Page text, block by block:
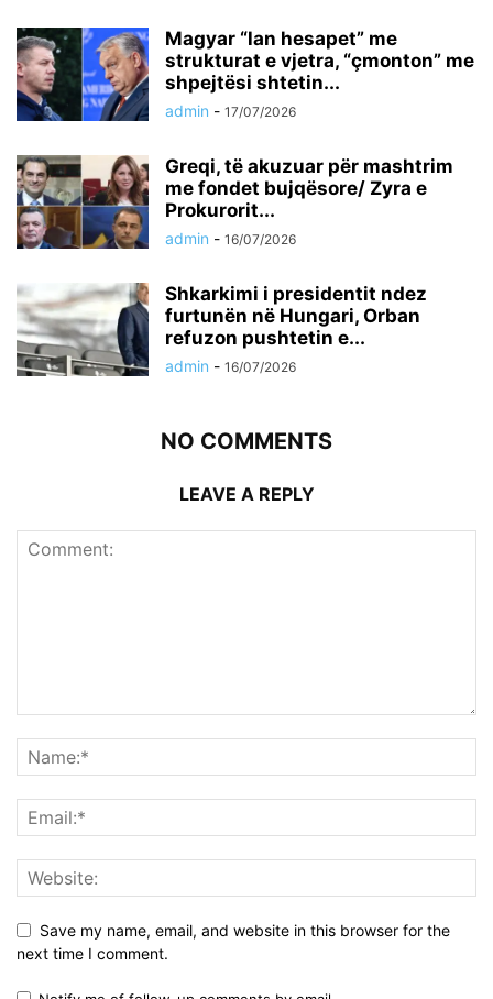
Magyar “lan hesapet” me
strukturat e vjetra, “çmonton” me
shpejtësi shtetin...
admin - 17/07/2026
Greqi, të akuzuar për mashtrim
me fondet bujqësore/ Zyra e
Prokurorit...
admin - 16/07/2026
Shkarkimi i presidentit ndez
furtunën në Hungari, Orban
refuzon pushtetin e...
admin - 16/07/2026
NO COMMENTS
LEAVE A REPLY
Save my name, email, and website in this browser for the
next time I comment.